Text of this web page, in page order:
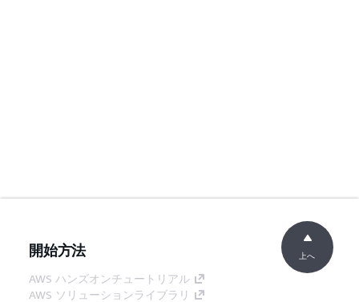
開始方法
AWS ハンズオンチュートリアル
AWS ソリューションライブラリ
上へ